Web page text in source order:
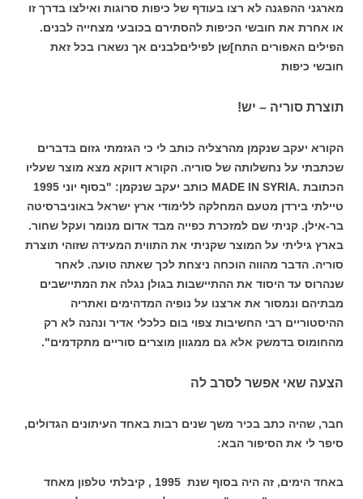
מארגני ההפגנה לא רצו בעודף של כיפות סרוגות ואילצו בדרך זו
או אחרת את חובשי הכיפות להסתירם בכובעי מצחייה לבנים.
הפילים האפורים התח]שן לפיליםלבנים אך נשארו בכל זאת
חובשי כיפות
תוצרת סוריה – יש!
הקורא יעקב שנקמן מהרצליה כותב לי כי הגזמתי גזום בדברים
שכתבתי על נחשלותה של סוריה. הקורא דווקא מצא מוצר שעליו
הכתובת .MADE IN SYRIA כותב יעקב שנקמן: "בסוף יוני 1995
טיילתי בירדן מטעם המחלקה ללימודי ארץ ישראל באוניברסיטה
בר-אילן. קניתי שם למזכרת כפייה מבד אדום מנומר ועקל שחור.
בארץ גיליתי על המוצר שקניתי את התווית המעידה שזוהי תוצרת
סוריה. הדבר מהווה הוכחה ניצחת לכך שאתה טועה. לאחר
שנהרוס עד היסוד את ההתיישבות בגולן נגלה את המתיישבים
מבתיהם ונמסור את ארצנו על נופיה המדהימים ואתריה
ההיסטוריים רבי החשיבות צפוי בום כלכלי אדיר ונהנה לא רק
מהחומוס בדמשק אלא גם ממגוון מוצרים סוריים מתקדמים".
הצעה שאי אפשר לסרב לה
חבר, שהיה כתב בכיר משך שנים רבות באחד העיתונים הגדולים,
סיפר לי את הסיפור הבא:
באחד הימים, זה היה בסוף שנת 1995 , קיבלתי טלפון מאחד